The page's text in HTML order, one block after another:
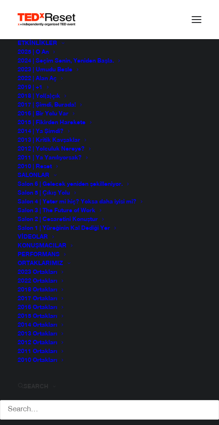
ETKINLIKLER
2025 | O An
2024 | Seçim Senin, Yeniden Başla.
2023 | Umudu Besle
2022 | Alan Aç
2019 | +1
2018 | Yol(a)çık
2017 | Şimdi, Burada!
2016 | Bir Yolu Var
2015 | Fikirden Harekete
2014 | Ya Şimdi?
2013 | Kritik Kavşaklar
2012 | Yolculuk Nereye?
2011 | Ya Yanılıyorsak?
2010 | Reset
SALONLAR
Salon 6 | Gelecek yeniden şekilleniyor.
Salon 5 | Çıkış Yolu
Salon 4 | Yeter mi hiç? Yoksa daha iyisi mi?
Salon 3 | The Future of Work
Salon 2 | Cesaretini Konuştur
Salon 1 | Yüreğinin Kal Dediği Yer
VIDEOLAR
KONUŞMACILAR
PERFORMANS
ORTAKLARIMIZ
2023 Ortakları
2022 Ortakları
2018 Ortakları
2017 Ortakları
2016 Ortakları
2015 Ortakları
2014 Ortakları
2013 Ortakları
2012 Ortakları
2011 Ortakları
2010 Ortakları
CansuAkarsu